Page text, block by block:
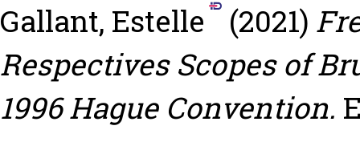
Gallant, Estelle (2021)
Respectives Scopes of
1996 Hague Convention.